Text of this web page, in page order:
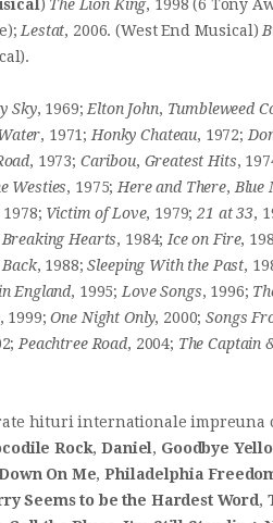
) The Lion King, 1998 (6 Tony
Lestat, 2006. (West End Musical)
Sky, 1969; Elton John, Tumbleweed
, 1971; Honky Chateau, 1972;
, 1973; Caribou, Greatest Hits,
Westies, 1975; Here and There, Blue
1978; Victim of Love, 1979;21 at 33,
Breaking Hearts, 1984; Ice on Fire,
, 1988;Sleeping With the Past,
England, 1995; Love Songs, 1996;
, 1999;One Night Only, 2000;Songs
Peachtree Road, 2004; The Captain
hituri internationale impreuna
Rock,Daniel, Goodbye
On Me,Philadelphia
Seems to be the Hardest Word,